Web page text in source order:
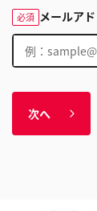
必須 メールア
次へ